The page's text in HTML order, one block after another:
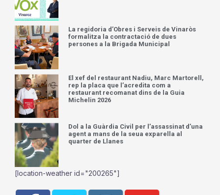
La regidoria d’Obres i Serveis de Vinaròs
formalitza la contractació de dues
persones a la Brigada Municipal
El xef del restaurant Nadiu, Marc Martorell,
rep la placa que l’acredita com a
restaurant recomanat dins de la Guia
Michelin 2026
Dol a la Guàrdia Civil per l’assassinat d’una
agent a mans de la seua exparella al
quarter de Llanes
[location-weather id="200265"]